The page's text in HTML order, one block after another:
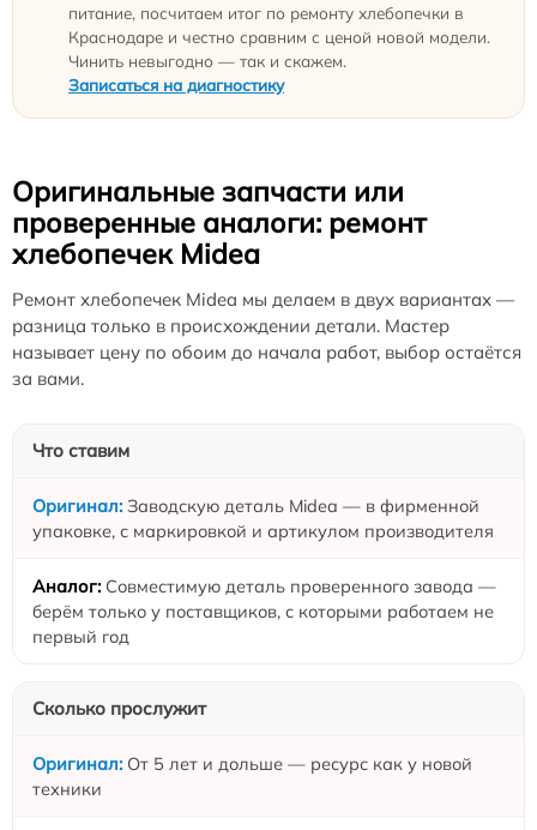
питание, посчитаем итог по ремонту хлебопечки в
Краснодаре и честно сравним с ценой новой модели.
Чинить невыгодно — так и скажем.
Записаться на диагностику
Оригинальные запчасти или
проверенные аналоги: ремонт
хлебопечек Midea
Ремонт хлебопечек Midea мы делаем в двух вариантах —
разница только в происхождении детали. Мастер
называет цену по обоим до начала работ, выбор остаётся
за вами.
Что ставим
Заводскую деталь Midea — в фирменной
упаковке, с маркировкой и артикулом производителя
Совместимую деталь проверенного завода —
берём только у поставщиков, с которыми работаем не
первый год
Сколько прослужит
От 5 лет и дольше — ресурс как у новой
техники